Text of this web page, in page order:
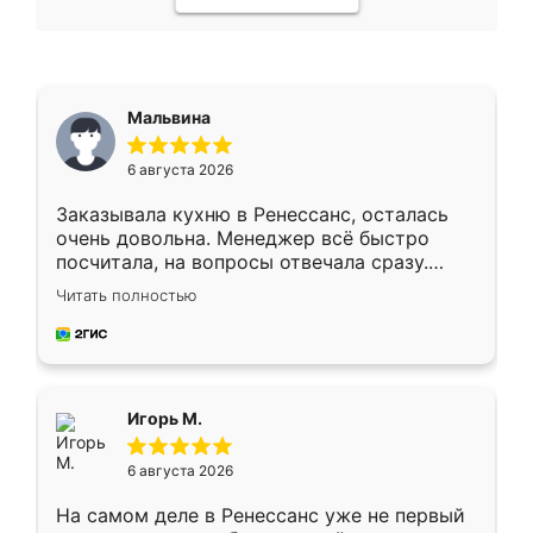
Мальвина
6 августа 2026
Заказывала кухню в Ренессанс, осталась
очень довольна. Менеджер всё быстро
посчитала, на вопросы отвечала сразу.
Замерщик приехал в субботу, подошёл к
делу со всей ответственностью. Собрали
за день, ребята работали аккуратно, даже
Читать полностью
Игорь М.
6 августа 2026
На самом деле в Ренессанс уже не первый